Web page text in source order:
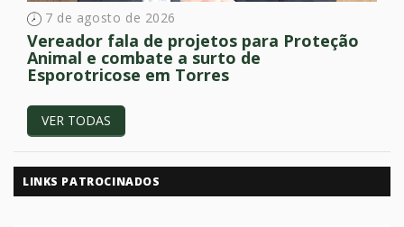
7 de agosto de 2026
Vereador fala de projetos para Proteção
Animal e combate a surto de
Esporotricose em Torres
VER TODAS
LINKS PATROCINADOS